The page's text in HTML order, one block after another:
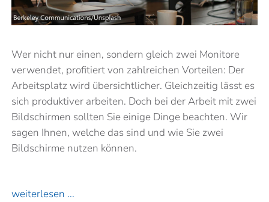
Wer nicht nur einen, sondern gleich zwei Monitore
verwendet, profitiert von zahlreichen Vorteilen: Der
Arbeitsplatz wird übersichtlicher. Gleichzeitig lässt es
sich produktiver arbeiten. Doch bei der Arbeit mit zwei
Bildschirmen sollten Sie einige Dinge beachten. Wir
sagen Ihnen, welche das sind und wie Sie zwei
Bildschirme nutzen können.
weiterlesen ...